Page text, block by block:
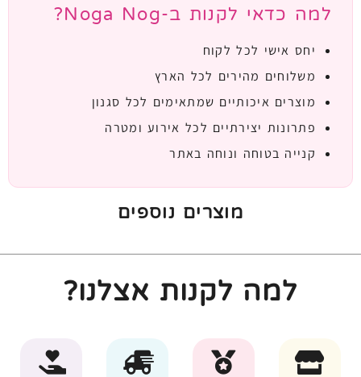
למה כדאי לקנות ב-Noga Nog?
יחס אישי לכל לקוח
משלוחים מהירים לכל הארץ
מוצרים איכותיים שמתאימים לכל סגנון
פתרונות יצירתיים לכל אירוע ומטרה
קנייה בטוחה ונוחה באתר
מוצרים נוספים
למה לקנות אצלנו?